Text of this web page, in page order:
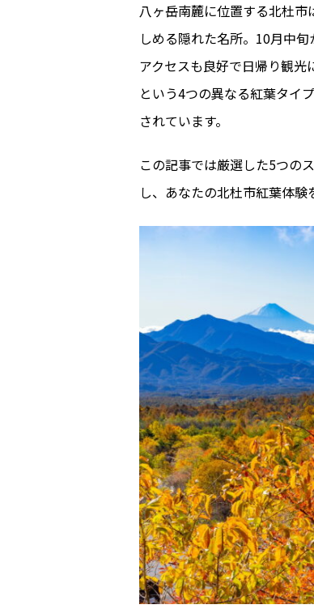
八ヶ岳南麓に位置する北杜
しめる隠れた名所。10月中
アクセスも良好で日帰り観
という4つの異なる紅葉タイ
されています。
この記事では厳選した5つの
し、あなたの北杜市紅葉体験